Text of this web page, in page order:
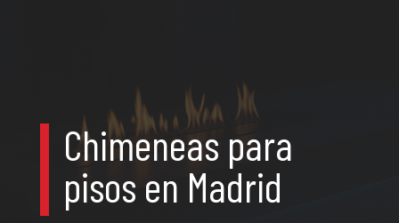
Chimeneas para
pisos en Madrid